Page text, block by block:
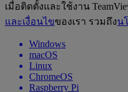
เมื่อติดตั้งและใช้งาน
และเงื่อนไขของเรา รวมถึงน
Windows
macOS
Linux
ChromeOS
Raspberry Pi